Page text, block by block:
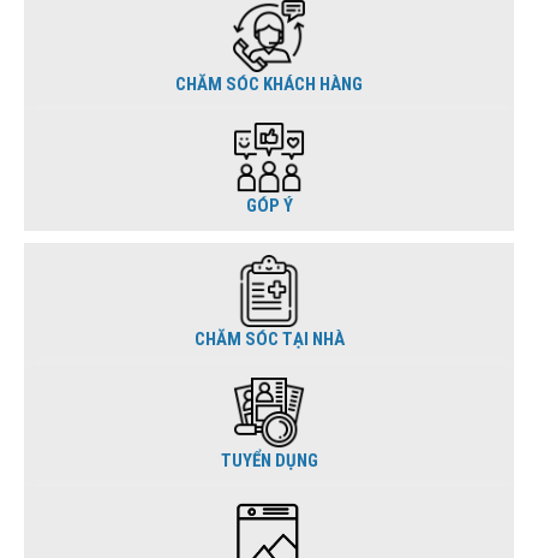
CHĂM SÓC KHÁCH HÀNG
GÓP Ý
CHĂM SÓC TẠI NHÀ
TUYỂN DỤNG